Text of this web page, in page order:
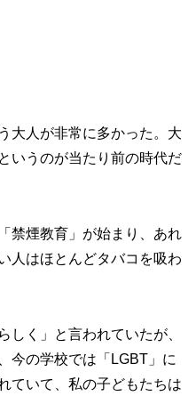
大人が非常に多かった。大
いうのが当たり前の時代だ
禁煙教育」が始まり、あれ
人はほとんどタバコを吸わ
しく」と言われていたが、
今の学校では「LGBT」に
ていて、私の子どもたちは